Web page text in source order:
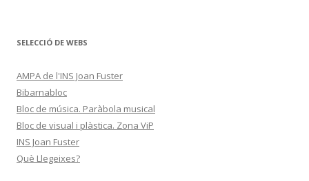
SELECCIÓ DE WEBS
AMPA de l'INS Joan Fuster
Bibarnabloc
Bloc de música. Paràbola musical
Bloc de visual i plàstica. Zona ViP
INS Joan Fuster
Què Llegeixes?